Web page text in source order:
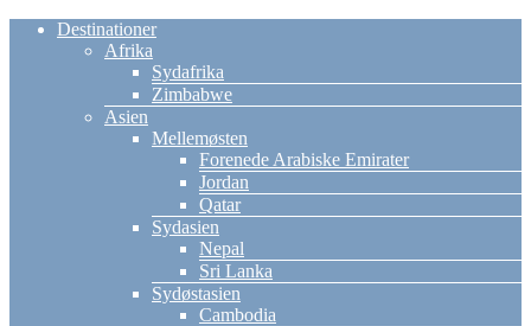
Destinationer
Afrika
Sydafrika
Zimbabwe
Asien
Mellemøsten
Forenede Arabiske Emirater
Jordan
Qatar
Sydasien
Nepal
Sri Lanka
Sydøstasien
Cambodia